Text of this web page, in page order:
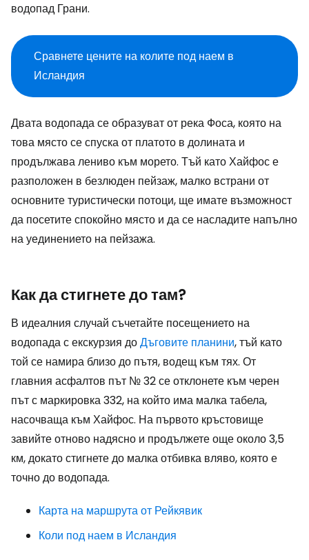
водопад Грани.
Сравнете цените на колите под наем в
Исландия
Двата водопада се образуват от река Фоса, която на
това място се спуска от платото в долината и
продължава лениво към морето. Тъй като Хайфос е
разположен в безлюден пейзаж, малко встрани от
основните туристически потоци, ще имате възможност
да посетите спокойно място и да се насладите напълно
на уединението на пейзажа.
Как да стигнете до там?
В идеалния случай съчетайте посещението на
водопада с екскурзия доДъговите планини, тъй като
той се намира близо до пътя, водещ към тях. От
главния асфалтов път № 32 се отклонете към черен
път с маркировка 332, на който има малка табела,
насочваща към Хайфос. На първото кръстовище
завийте отново надясно и продължете още около 3,5
км, докато стигнете до малка отбивка вляво, която е
точно до водопада.
Карта на маршрута от Рейкявик
Коли под наем в Исландия